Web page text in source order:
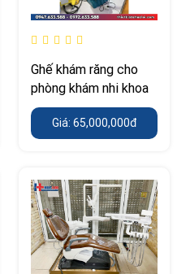
Ghế khám răng cho
phòng khám nhi khoa
Giá: 65,000,000đ